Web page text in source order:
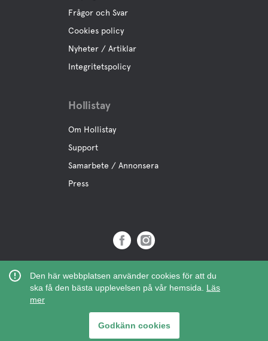
Den här webbplatsen använder cookies för att du
ska få den bästa upplevelsen på vår hemsida. Läs
mer
Godkänn cookies
Frågor och Svar
Cookies policy
Nyheter / Artiklar
Integritetspolicy
Hollistay
Om Hollistay
Support
Samarbete / Annonsera
Press
Org.Nr: 559121-9463